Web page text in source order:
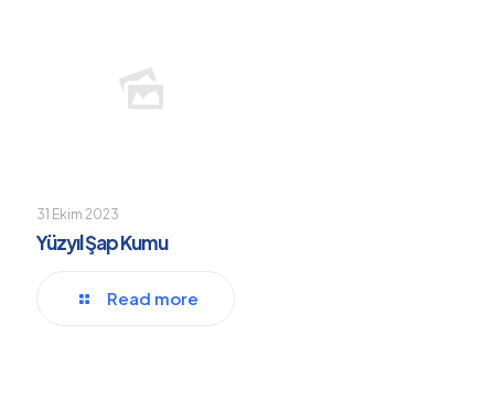
31 Ekim 2023
Yüzyıl Şap Kumu
Read more